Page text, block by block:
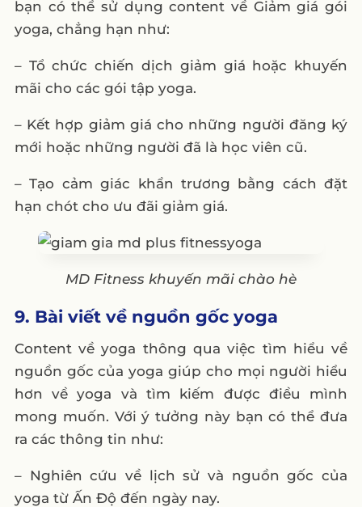
bạn có thể sử dụng content về Giảm giá gói
yoga, chẳng hạn như:
– Tổ chức chiến dịch giảm giá hoặc khuyến
mãi cho các gói tập yoga.
– Kết hợp giảm giá cho những người đăng ký
mới hoặc những người đã là học viên cũ.
– Tạo cảm giác khẩn trương bằng cách đặt
hạn chót cho ưu đãi giảm giá.
MD Fitness khuyến mãi chào hè
9. Bài viết về nguồn gốc yoga
Content về yoga thông qua việc tìm hiểu về
nguồn gốc của yoga giúp cho mọi người hiểu
hơn về yoga và tìm kiếm được điều mình
mong muốn. Với ý tưởng này bạn có thể đưa
ra các thông tin như:
– Nghiên cứu về lịch sử và nguồn gốc của
yoga từ Ấn Độ đến ngày nay.